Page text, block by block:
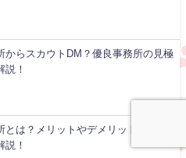
からスカウトDM？優良事務所の見極
説！
とは？メリットやデメリットや選び
説！